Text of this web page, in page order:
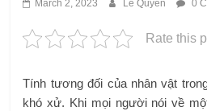
March 2, 2023 Le Quyen 0
Rate this
Tính tương đối của nhân vật
khó xử. Khi mọi người nói về